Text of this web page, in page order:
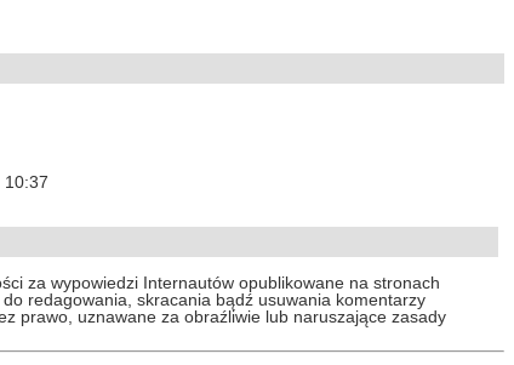
, 10:37
za wypowiedzi Internautów opublikowane na stronach
redagowania, skracania bądź usuwania komentarzy
prawo, uznawane za obraźliwie lub naruszające zasady